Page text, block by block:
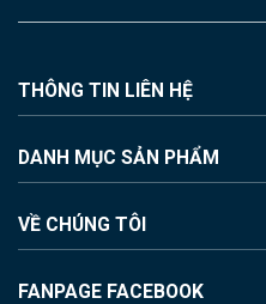
THÔNG TIN LIÊN HỆ
DANH MỤC SẢN PHẨM
VỀ CHÚNG TÔI
FANPAGE FACEBOOK